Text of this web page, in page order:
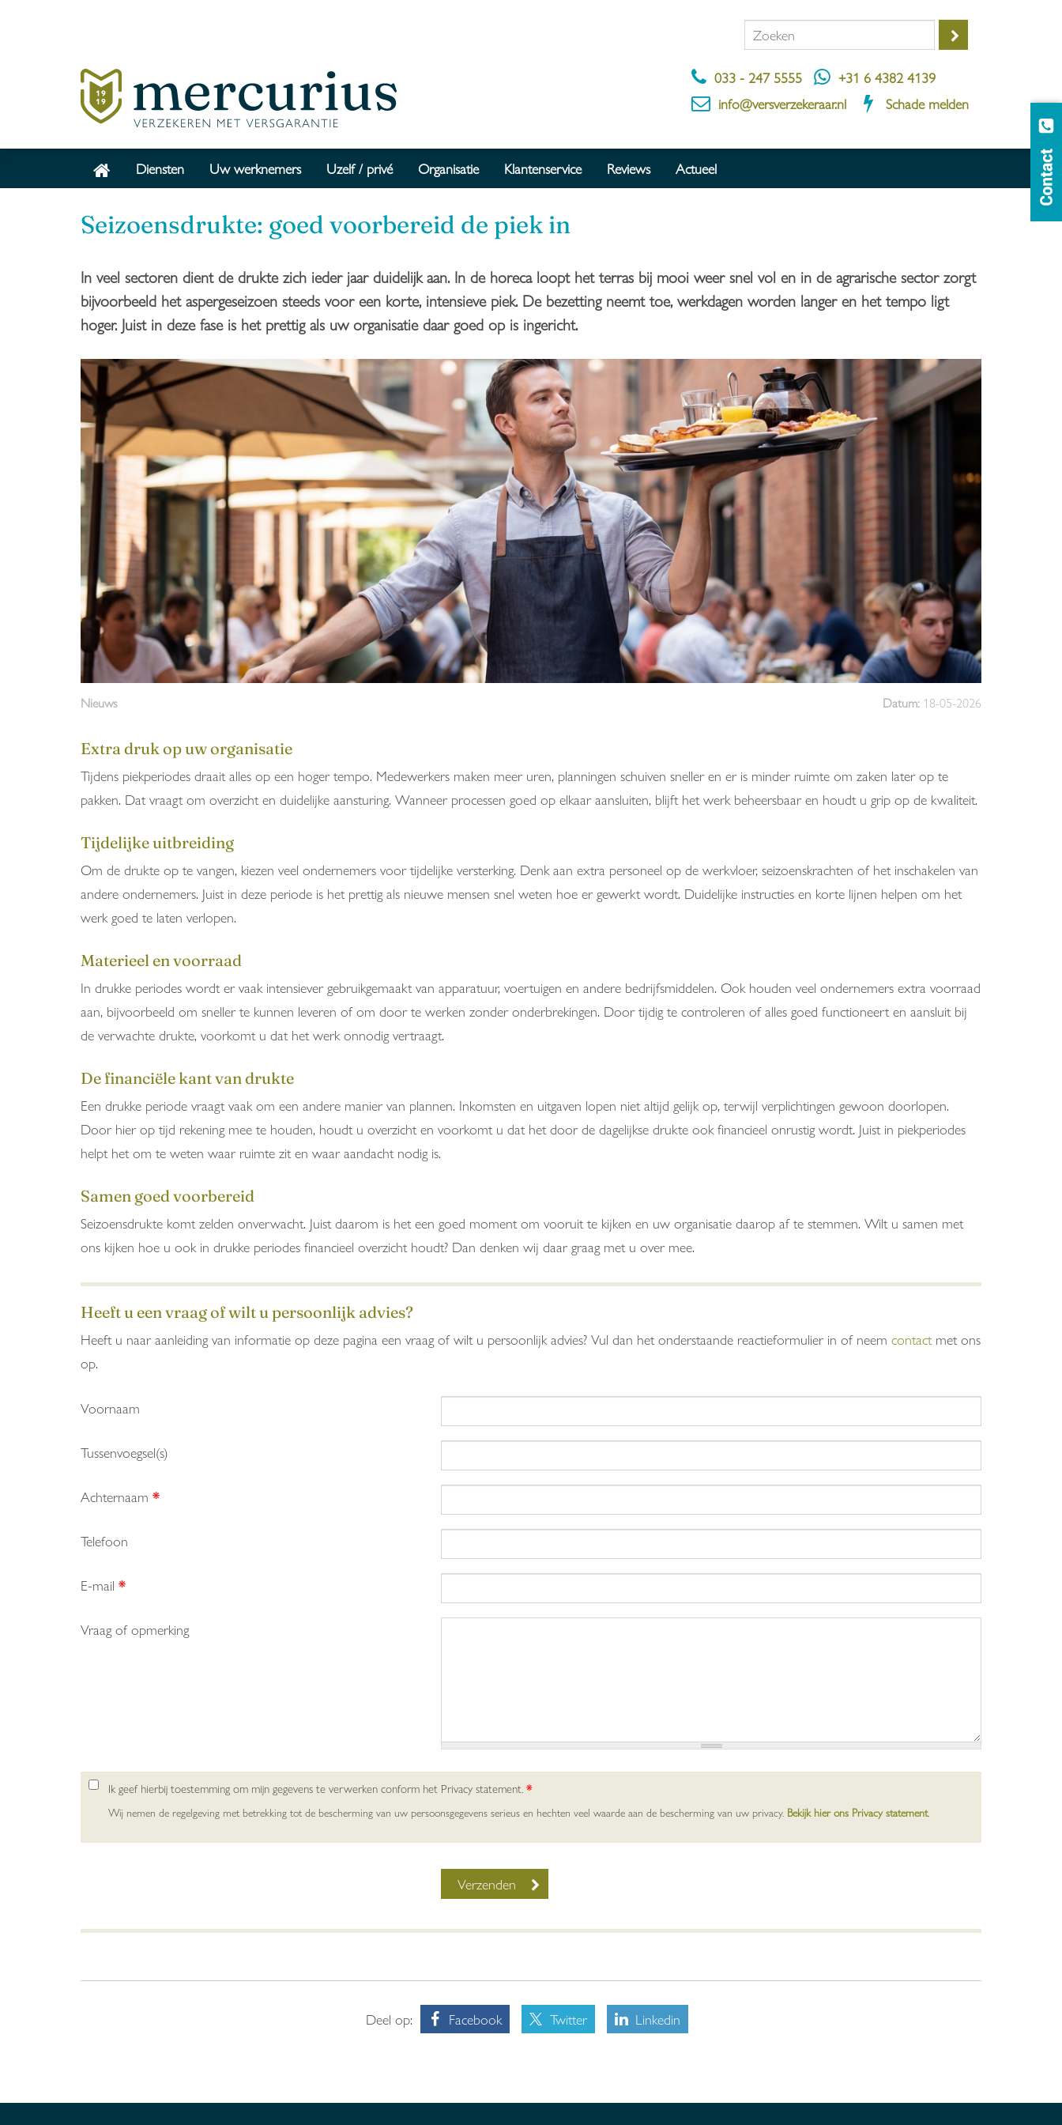
033 - 247 5555
+31 6 4382 4139
info@versverzekeraar.nl
Schade melden
Diensten Uw werknemers Uzelf / privé Organisatie Klantenservice Reviews Actueel
Seizoensdrukte: goed voorbereid de piek in
In veel sectoren dient de drukte zich ieder jaar duidelijk aan. In de horeca loopt het terras bij mooi weer snel vol en in de agrarische sector zorgt
bijvoorbeeld het aspergeseizoen steeds voor een korte, intensieve piek. De bezetting neemt toe, werkdagen worden langer en het tempo ligt
hoger. Juist in deze fase is het prettig als uw organisatie daar goed op is ingericht.
Nieuws Datum: 18-05-2026
Extra druk op uw organisatie
Tijdens piekperiodes draait alles op een hoger tempo. Medewerkers maken meer uren, planningen schuiven sneller en er is minder ruimte om zaken later op te
pakken. Dat vraagt om overzicht en duidelijke aansturing. Wanneer processen goed op elkaar aansluiten, blijft het werk beheersbaar en houdt u grip op de kwaliteit.
Tijdelijke uitbreiding
Om de drukte op te vangen, kiezen veel ondernemers voor tijdelijke versterking. Denk aan extra personeel op de werkvloer, seizoenskrachten of het inschakelen van
andere ondernemers. Juist in deze periode is het prettig als nieuwe mensen snel weten hoe er gewerkt wordt. Duidelijke instructies en korte lijnen helpen om het
werk goed te laten verlopen.
Materieel en voorraad
In drukke periodes wordt er vaak intensiever gebruikgemaakt van apparatuur, voertuigen en andere bedrijfsmiddelen. Ook houden veel ondernemers extra voorraad
aan, bijvoorbeeld om sneller te kunnen leveren of om door te werken zonder onderbrekingen. Door tijdig te controleren of alles goed functioneert en aansluit bij
de verwachte drukte, voorkomt u dat het werk onnodig vertraagt.
De financiële kant van drukte
Een drukke periode vraagt vaak om een andere manier van plannen. Inkomsten en uitgaven lopen niet altijd gelijk op, terwijl verplichtingen gewoon doorlopen.
Door hier op tijd rekening mee te houden, houdt u overzicht en voorkomt u dat het door de dagelijkse drukte ook financieel onrustig wordt. Juist in piekperiodes
helpt het om te weten waar ruimte zit en waar aandacht nodig is.
Samen goed voorbereid
Seizoensdrukte komt zelden onverwacht. Juist daarom is het een goed moment om vooruit te kijken en uw organisatie daarop af te stemmen. Wilt u samen met
ons kijken hoe u ook in drukke periodes financieel overzicht houdt? Dan denken wij daar graag met u over mee.
Heeft u een vraag of wilt u persoonlijk advies?
Heeft u naar aanleiding van informatie op deze pagina een vraag of wilt u persoonlijk advies? Vul dan het onderstaande reactieformulier in of neem contact met ons
op.
Voornaam
Tussenvoegsel(s)
Achternaam *
Telefoon
E-mail *
Vraag of opmerking
Ik geef hierbij toestemming om mijn gegevens te verwerken conform het Privacy statement.*
Wij nemen de regelgeving met betrekking tot de bescherming van uw persoonsgegevens serieus en hechten veel waarde aan de bescherming van uw privacy. Bekijk hier ons Privacy statement.
Deel op: Facebook Twitter Linkedin